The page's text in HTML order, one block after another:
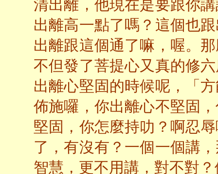
清出離，他現在是要跟你
出離高一點了嗎？這個也
出離跟這個通了嘛，喔。
不但發了菩提心又真的修
出離心堅固的時候呢，「
佈施囉，你出離心不堅固
堅固，你怎麼持叻？啊忍
了，有沒有？一個一個講
智慧，更不用講，對不對